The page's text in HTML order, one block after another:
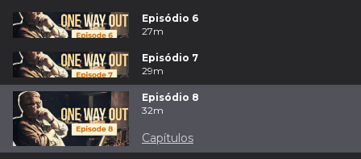
Episódio 6
27m
Episódio 7
29m
Episódio 8
32m
Capítulos